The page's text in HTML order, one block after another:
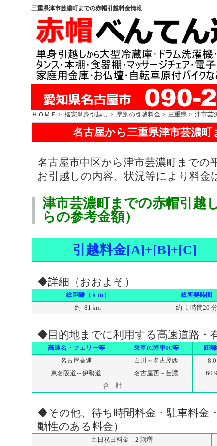
三重県津市芸濃町までの赤帽引越料金情報
ＨＯＭＥ > 格安単身引越し > 県別の引越料金 > 三重県 > 津市芸
名古屋から三重県津市芸濃
名古屋市中区から津市芸濃町までの
お引越しの内容、状況等により料金
津市芸濃町までの赤帽引越
らの参考金額）
引越料金[A]+[B]+[C]
◆詳細（おおよそ）
総距離（ｋｍ）
総所要時間
約 81 km
約 1 時間20 分
◆目的地までに利用する高速道路・
高速名・フェリー等 乗車IC降車IC等
距
名古屋高速
白川～名古屋西
東名阪道～伊勢道
名古屋西～芸濃
合 計
◆その他、待ち時間料金・駐車料金
動性のある料金）
土日祝日料金 2 割増